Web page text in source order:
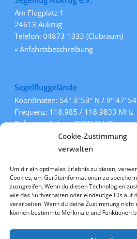
Cookie-Zustimmung
verwalten
Um dir ein optimales Erlebnis zu bieten,
Cookies, um Geräteinformationen zu
zuzugreifen. Wenn du diesen Technologien
wie das Surfverhalten oder eindeutige IDs auf
verarbeiten. Wenn du deine Zustimmung
können bestimmte Merkmale und Funktionen
Am Flugplatz 1
24613 Aukrug
Telefon: 04873 1333 (Clubraum)
» Anfahrtsbeschreibung
Segelfluggelände
Koordinaten: 54° 3′ 53″ N / 9° 47′
Frequenz: 118.985 / 118.9833 MHz
Rufname: Aukrug SEGELFLUG
Pisten: 108° / 288° (Gras)
» mehr Informationen
Links
» Kontakt
» Datenschutz